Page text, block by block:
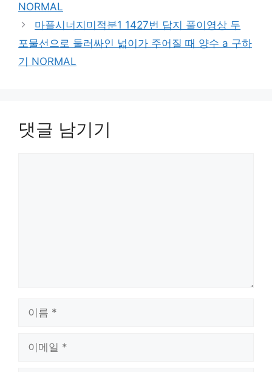
NORMAL
마플시너지미적분1 1427번 답지 풀이영상 두
포물선으로 둘러싸인 넓이가 주어질 때 양수 a 구하
기 NORMAL
댓글 남기기